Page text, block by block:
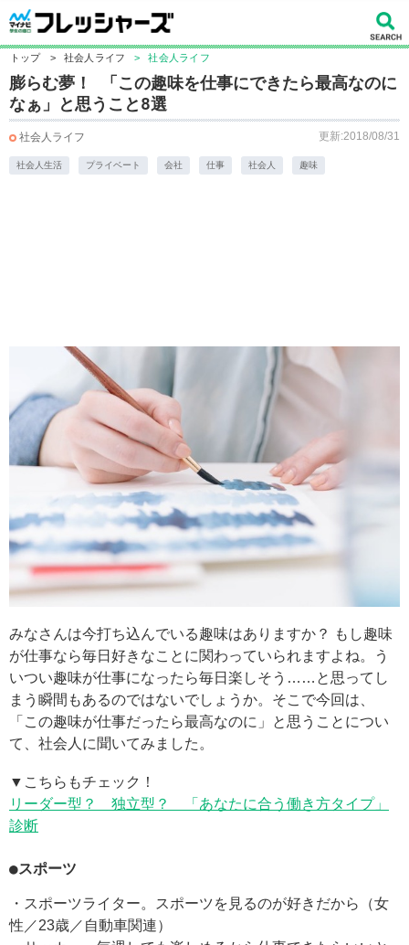
トップ > 社会人ライフ > 社会人ライフ
膨らむ夢！ 「この趣味を仕事にできたら最高なのに
なぁ」と思うこと8選
社会人ライフ 更新:2018/08/31
社会人生活 プライベート 会社 仕事 社会人 趣味
みなさんは今打ち込んでいる趣味はありますか？ もし趣味
が仕事なら毎日好きなことに関わっていられますよね。う
いつい趣味が仕事になったら毎日楽しそう……と思ってし
まう瞬間もあるのではないでしょうか。そこで今回は、
「この趣味が仕事だったら最高なのに」と思うことについ
て、社会人に聞いてみました。
▼こちらもチェック！
リーダー型？ 独立型？ 「あなたに合う働き方タイプ」
診断
●スポーツ
・スポーツライター。スポーツを見るのが好きだから（女
性／23歳／自動車関連）